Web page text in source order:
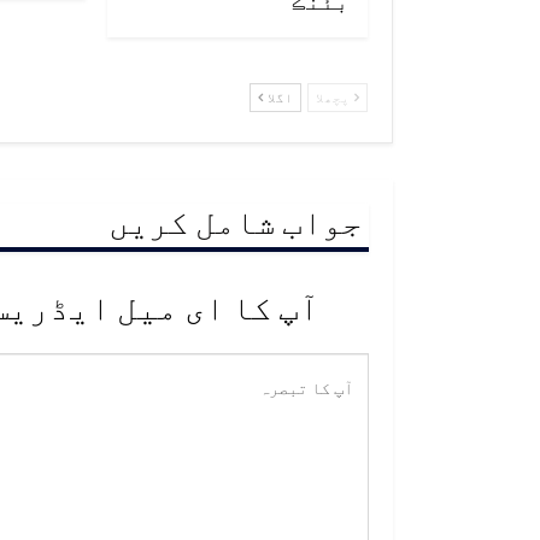
پچھلا اگلا
جواب شامل کریں
آپ کا ای میل